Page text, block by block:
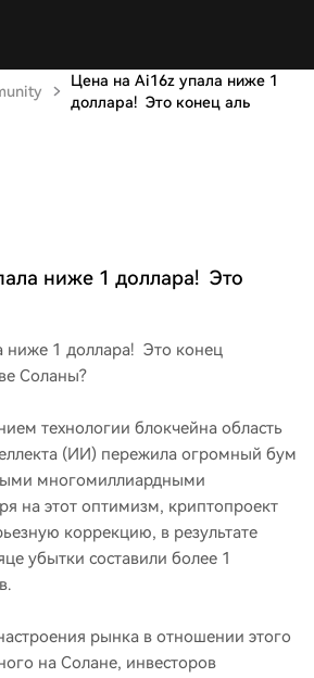
Цена на Ai16z упала ниже 1
доллара! Это конец аль
ниже 1 доллара! Это
ниже 1 доллара! Это конец
Соланы?
технологии блокчейна область
(ИИ) пережила огромный бум
многомиллиардными
на этот оптимизм, криптопроект
коррекцию, в результате
убытки составили более 1
рынка в отношении этого
на Солане, инвесторов